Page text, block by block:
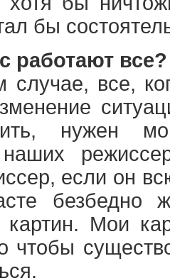
бы
работают все?
случае, все,
нужен
если он
безбедно
картин. Мои
чтобы